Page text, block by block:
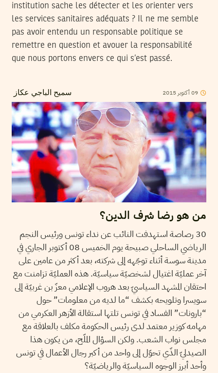
institution sache les détecter et les orienter vers
les services sanitaires adéquats ? Il ne me semble
pas avoir entendu un responsable politique se
remettre en question et avouer la responsabilité
que nous portons envers ce qui s’est passé.
سميح الباجي عكاز 09أكتوبر 2015
من هو رضا شرف الدين؟
30 رصاصة استهدفت النائب عن نداء تونس ورئيس النجم
الرياضي الساحلي صبيحة يوم الخميس 08 أكتوبر الجاري في
مدينة سوسة أثناء توجّهه إلى شركته، بعد أكثر من عامين على
آخر عمليّة اغتيال لشخصيّة سياسيّة. هذه العمليّة تزامنت مع
احتقان المشهد السياسيّ بعد هروب الإعلامي معزّ بن غربيّة إلى
سويسرا وتلويحه بكشف “ما لديه من معلومات” حول
“بارونات” الفساد في تونس تلتها استقالة الأزهر العكرمي من
مهامه كوزير معتمد لدى رئيس الحكومة مكلف بالعلاقة مع
مجلس نواب الشعب. ولكن السؤال الملّح، من يكون هذا
الصيدليّ الذّي تحوّل إلى واحد من أكبر رجال الأعمال في تونس
وأحد أبرز الوجوه السياسيّة والرياضيّة؟